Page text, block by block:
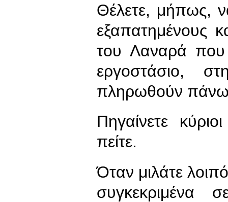
Θέλετε, μήπως,
εξαπατημένους
του Λαναρά που
εργοστάσιο,
πληρωθούν
Πηγαίνετε
πείτε.
Όταν μιλάτε